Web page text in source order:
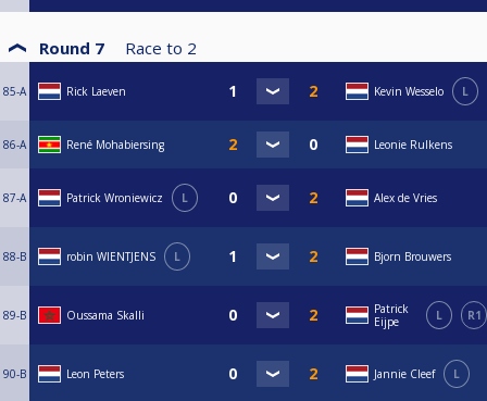
Round 7 Race to 2
85-A Rick Laeven Kevin Wesselo L
86-A René Mohabiersing Leonie Rulkens
87-A Patrick Wroniewicz L Alex de Vries
88-B robin WIENTJENS L Bjorn Brouwers
89-B Oussama Skalli
Patrick
Eijpe
L R1
90-B Leon Peters Jannie Cleef L